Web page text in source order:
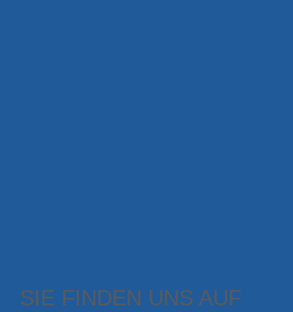
SIE FINDEN UNS AUF